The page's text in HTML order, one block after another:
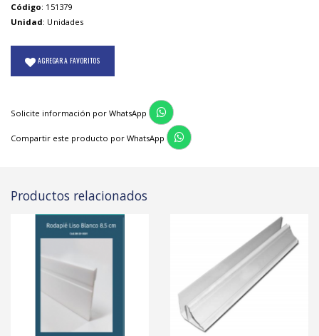
Código: 151379
Unidad: Unidades
AGREGAR A FAVORITOS
Solicite información por WhatsApp
Compartir este producto por WhatsApp
Productos relacionados